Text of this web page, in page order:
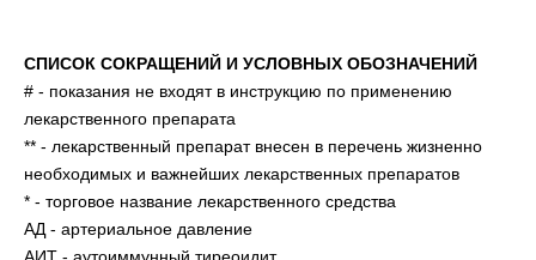
СПИСОК СОКРАЩЕНИЙ И УСЛОВНЫХ ОБОЗНАЧЕНИЙ
# - показания не входят в инструкцию по применению
лекарственного препарата
** - лекарственный препарат внесен в перечень жизненно
необходимых и важнейших лекарственных препаратов
* - торговое название лекарственного средства
АД - артериальное давление
АИТ - аутоиммунный тиреоидит